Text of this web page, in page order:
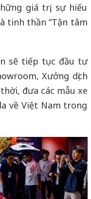
giá trị, sự hiếu
tinh thần “Tận tâm
sẽ tiếp tục đầu tư
Xưởng dịch
đưa các mẫu xe
về Việt Nam trong